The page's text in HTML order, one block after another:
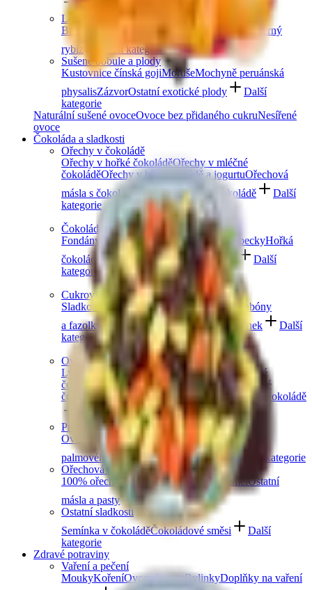
Další kategorie
Lesní ovoce
Brusinky a borůvky
Jahody Maliny OstružinyČerný
rybíz
Další kategorie
Sušené bobule a plody
Kustovnice čínská gojiMorušeMochyně peruánská
physalisZázvorOstatní exotické plody
Další
kategorie
Naturální sušené ovoceOvoce bez přidaného cukruNesířené
ovoce
Čokoláda a sladkosti
Ořechy v čokoládě
Ořechy v hořké čokoláděOřechy v mléčné
čokoláděOřechy v bílé čokoládě a jogurtuOřechová
másla s čokoládou
Ořechový mix v čokoládě
Další
kategorie
Čokoládové mlsání
Fondány a nugáty
Čokoládové hrudky a peckyHořká
čokoláda Mléčná čokoláda Bílá čokoláda
Další
kategorie
Cukrovinky a želé
Sladkosti bez cukruSlaný karamelŽelé bonbóny
a fazolkyLékořice a pendreky Mix cukrovinek
Další
kategorie
Ovoce v čokoládě
Lyofilizované ovoce v čokoláděOvoce v hořké
čokoláděOvoce v mléčné čokoláděOvoce v bílé
čokoládě a jogurtuJablečné trubičky máčené v čokoládě
Další kategorie
Prémiové čokolády
Ovocná čokoládaSlaný karamel
Čokolády bez
palmového oleje
Čokolády bez cukru
Další kategorie
Ořechová másla
100% ořechová S čokoládouSlaný karamelOstatní
másla a pasty
Další kategorie
Ostatní sladkosti
Semínka v čokoláděČokoládové směsi
Další
kategorie
Zdravé potraviny
Vaření a pečení
MoukyKořeníOvocné pasty BylinkyDoplňky na vaření